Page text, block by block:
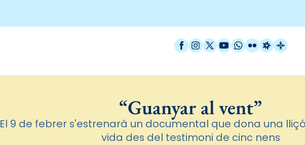
Facebook
Instagram
X / Twitter
YouTube
WhatsApp
FlickrRadio Estel
“Guanyar al vent”
El 9 de febrer s'estrenarà un documental que dona una
vida des del testimoni de cinc nens